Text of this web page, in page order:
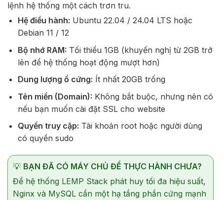
lệnh hệ thống một cách trơn tru.
Hệ điều hành: Ubuntu 22.04 / 24.04 LTS hoặc
Debian 11 / 12
Bộ nhớ RAM: Tối thiểu 1GB (khuyến nghị từ 2GB trở
lên để hệ thống hoạt động mượt hơn)
Dung lượng ổ cứng: Ít nhất 20GB trống
Tên miền (Domain): Không bắt buộc, nhưng nên có
nếu bạn muốn cài đặt SSL cho website
Quyền truy cập: Tài khoản roothoặc người dùng
có quyền sudo
💡 BẠN ĐÃ CÓ MÁY CHỦ ĐỂ THỰC HÀNH CHƯA?
Để hệ thống LEMP Stack phát huy tối đa hiệu suất,
Nginx và MySQL cần một hạ tầng phần cứng mạnh